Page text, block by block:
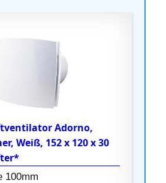
Adorno,
Weiß, 152 x 120 x 30
100mm